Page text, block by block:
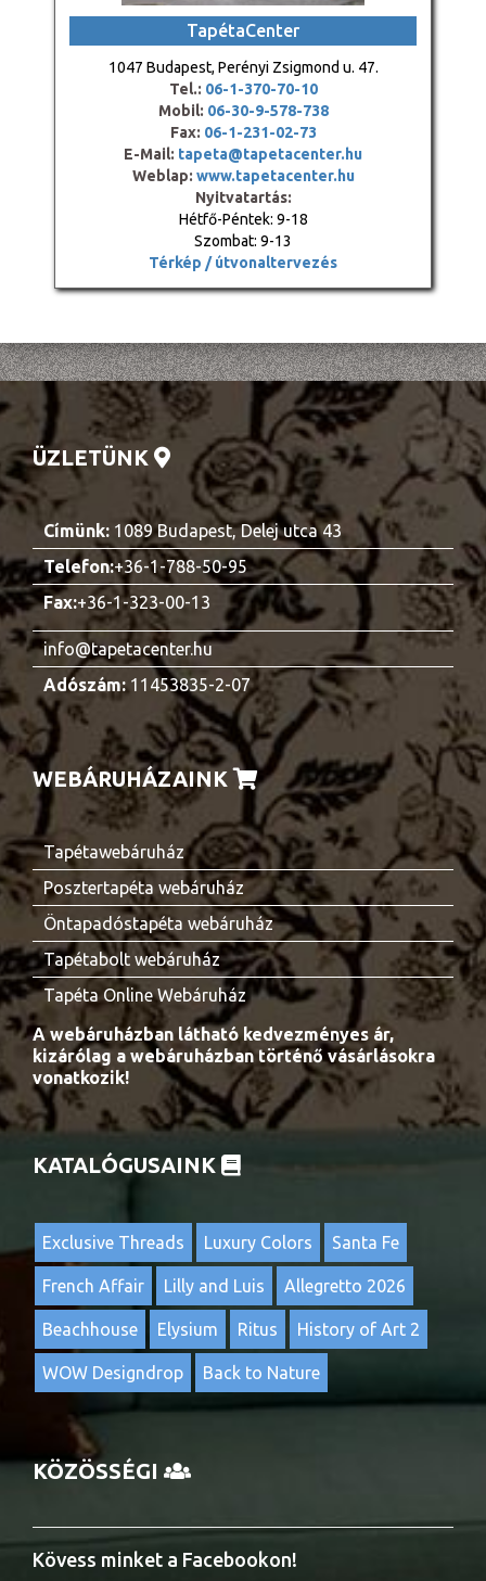
TapétaCenter
1047 Budapest, Perényi Zsigmond u. 47.
Tel.: 06-1-370-70-10
Mobil: 06-30-9-578-738
Fax: 06-1-231-02-73
E-Mail: tapeta@tapetacenter.hu
Weblap: www.tapetacenter.hu
Nyitvatartás:
Hétfő-Péntek: 9-18
Szombat: 9-13
Térkép / útvonaltervezés
ÜZLETÜNK
Címünk: 1089 Budapest, Delej utca 43
Telefon:+36-1-788-50-95
Fax:+36-1-323-00-13
info@tapetacenter.hu
Adószám:11453835-2-07
WEBÁRUHÁZAINK
Tapétawebáruház
Posztertapéta webáruház
Öntapadóstapéta webáruház
Tapétabolt webáruház
Tapéta Online Webáruház
A webáruházban látható kedvezményes ár,
kizárólag a webáruházban történő vásárlásokra
vonatkozik!
KATALÓGUSAINK
Exclusive Threads Luxury Colors Santa Fe
French Affair Lilly and Luis Allegretto 2026
Beachhouse Elysium Ritus History of Art 2
WOW Designdrop Back to Nature
KÖZÖSSÉGI
Kövess minket a Facebookon!